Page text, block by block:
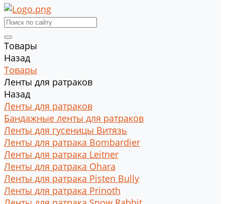
Товары
Назад
Товары
Ленты для ратраков
Назад
Ленты для ратраков
Бандажные ленты для ратраков
Ленты для гусеницы Витязь
Ленты для ратрака Bombardier
Ленты для ратрака Leitner
Ленты для ратрака Ohara
Ленты для ратрака Pisten Bully
Ленты для ратрака Prinoth